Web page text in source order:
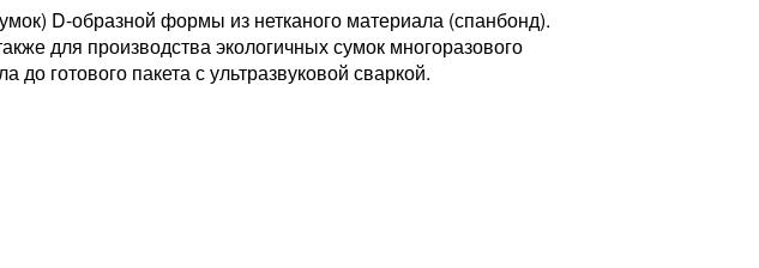
D-образной формы из нетканого материала (спанбонд).
для производства экологичных сумок многоразового
готового пакета с ультразвуковой сваркой.